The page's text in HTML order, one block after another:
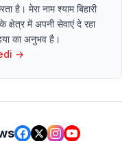
है। मेरा नाम श्याम बिहारी
क्षेत्र में अपनी सेवाएं दे रहा
का अनुभव है।
→